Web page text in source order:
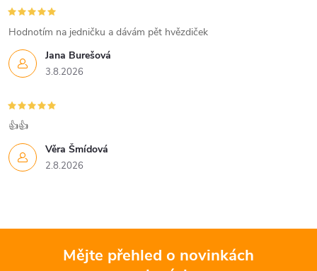
v
ý
p
i
s
u
Jana Burešová
3.8.2026
Hodnotím na jedničku a dávám pět hvězdiček
Věra Šmídová
2.8.2026
👍👍
Mějte přehled o novinkách